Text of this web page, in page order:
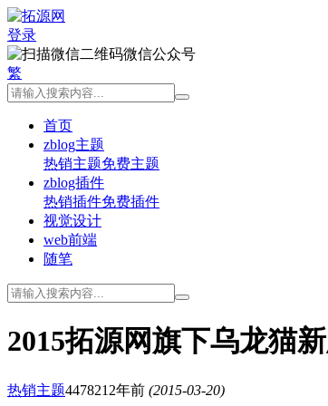
登录
微信公众号
繁
首页
zblog主题
热销主题免费主题
zblog插件
热销插件免费插件
视觉设计
web前端
随笔
2015拓源网旗下乌龙猫
热销主题4478212年前 (2015-03-20)